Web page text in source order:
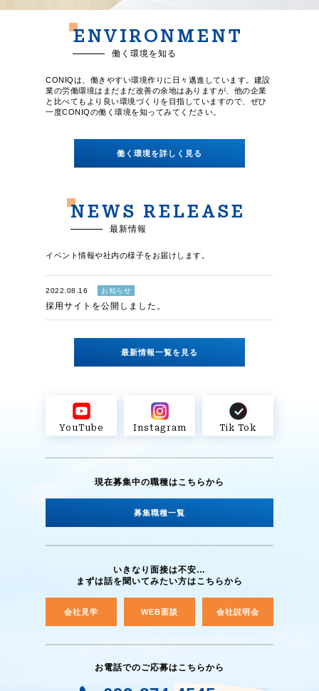
ENVIRONMENT
働く環境を知る
CONIQは、働きやすい環境作りに日々邁進しています。建設
業の労働環境はまだまだ改善の余地はありますが、他の企業
と比べてもより良い環境づくりを目指していますので、ぜひ
一度CONIQの働く環境を知ってみてください。
働く環境を詳しく見る
NEWS RELEASE
最新情報
イベント情報や社内の様子を お届けします。
2022.08.16 お知らせ
採用サイトを公開しました。
最新情報一覧を見る
YouTube Instagram Tik Tok
現在募集中の職種はこちらから
募集職種一覧
いきなり面接は不安…
まずは話を聞いてみたい方はこちらから
会社見学 WEB面談 会社説明会
お電話でのご応募はこちらから